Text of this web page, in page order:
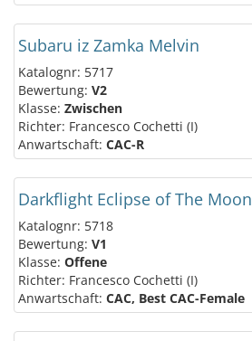
Subaru iz Zamka Melvin
Katalognr: 5717
Bewertung: V2
Klasse: Zwischen
Richter: Francesco Cochetti (I)
Anwartschaft: CAC-R
Darkflight Eclipse of The Moon
Katalognr: 5718
Bewertung: V1
Klasse: Offene
Richter: Francesco Cochetti (I)
Anwartschaft: CAC, Best CAC-Female